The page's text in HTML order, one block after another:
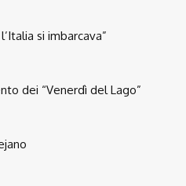
si imbarcava”
dei “Venerdì del Lago”